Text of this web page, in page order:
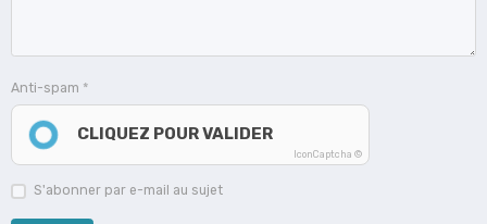
Anti-spam
CLIQUEZ POUR VALIDER
IconCaptcha ©
S'abonner par e-mail au sujet